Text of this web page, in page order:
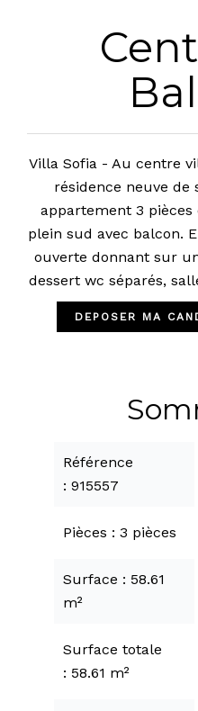
Villa Sofia - Au centre
résidence neuve de
appartement 3
plein sud avec balcon.
ouverte donnant sur
dessert wc séparés,
DEPOSER MA
Référence
915557
Pièces 3 pièces
Surface
58.61
m²
Surface totale
58.61 m²